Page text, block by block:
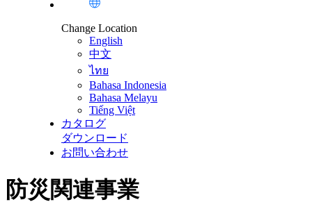
Change Location
English
中文
ไทย
Bahasa Indonesia
Bahasa Melayu
Tiếng Việt
カタログ
ダウンロード
お問い合わせ
防災関連事業